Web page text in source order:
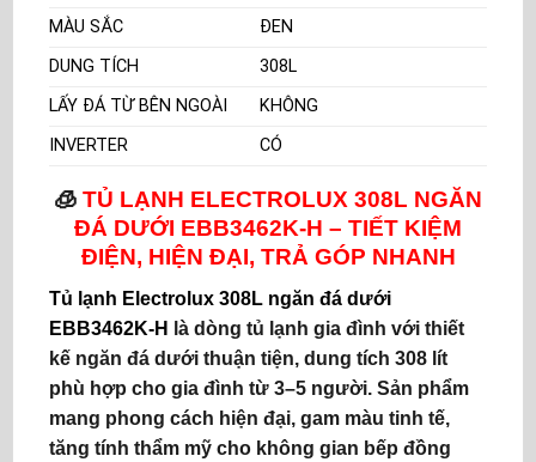
MÀU SẮC
ĐEN
DUNG TÍCH
308L
LẤY ĐÁ TỪ BÊN NGOÀI
KHÔNG
INVERTER
CÓ
🧊 TỦ LẠNH ELECTROLUX 308L NGĂN
ĐÁ DƯỚI EBB3462K-H – TIẾT KIỆM
ĐIỆN, HIỆN ĐẠI, TRẢ GÓP NHANH
Tủ lạnh Electrolux 308L ngăn đá dưới
EBB3462K-H
là dòng tủ lạnh gia đình với thiết
kế ngăn đá dưới thuận tiện, dung tích 308 lít
phù hợp cho gia đình từ 3–5 người. Sản phẩm
mang phong cách hiện đại, gam màu tinh tế,
tăng tính thẩm mỹ cho không gian bếp đồng